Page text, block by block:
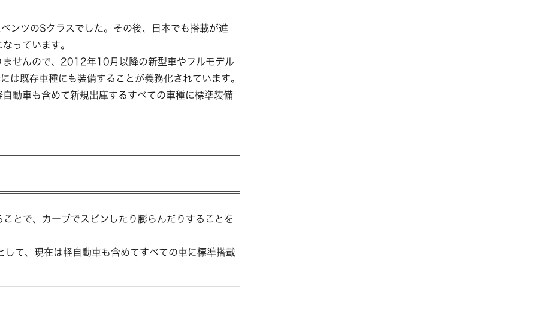
ンツのSクラスでした。その後、日本でも搭載が進
っています。
ませんので、2012年10月以降の新型車やフルモデル
既存車種にも装備することが義務化されています。
動車も含めて新規出庫するすべての車種に標準装備
とで、カーブでスピンしたり膨らんだりすることを
て、現在は軽自動車も含めてすべての車に標準搭載